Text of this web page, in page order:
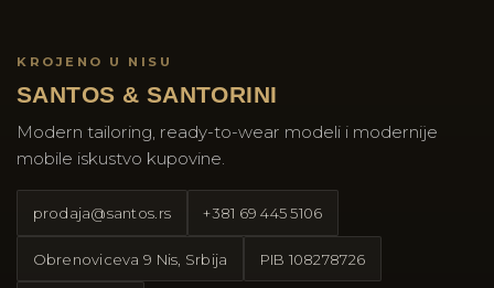
KROJENO U NISU
SANTOS & SANTORINI
Modern tailoring, ready-to-wear modeli i modernije
mobile iskustvo kupovine.
prodaja@santos.rs +381 69 445 5106
Obrenoviceva 9 Nis, Srbija PIB 108278726